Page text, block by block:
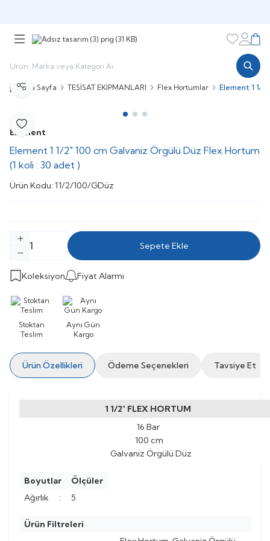
Favorilerim
Ana Sayfa TESİSAT EKİPMANLARI Flex Hortumlar Element 1 1/
Favoriye Ekle
Paylaş
Element
Element 1 1/2" 100 cm Galvaniz Örgülü Düz Flex Hortum
(1 koli : 30 adet )
Ürün Kodu: 11/2/100/GDüz
Sepete Ekle
Koleksiyon Fiyat Alarmı
Stoktan
Teslim
Aynı Gün
Kargo
Ürün Özellikleri Ödeme Seçenekleri Tavsiye Et
1 1/2" FLEX HORTUM
16 Bar
100 cm
Galvaniz Örgülü Düz
Boyutlar
Ölçüler
Ağırlık
: 5
Ürün Filtreleri